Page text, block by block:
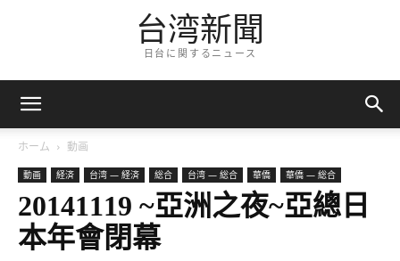
台湾新聞
日台に関するニュース
ホーム 動画
動画 経済 台湾 — 経済 総合 台湾 — 総合 華僑 華僑 — 総合
20141119 ~亞洲之夜~亞總日
本年會閉幕